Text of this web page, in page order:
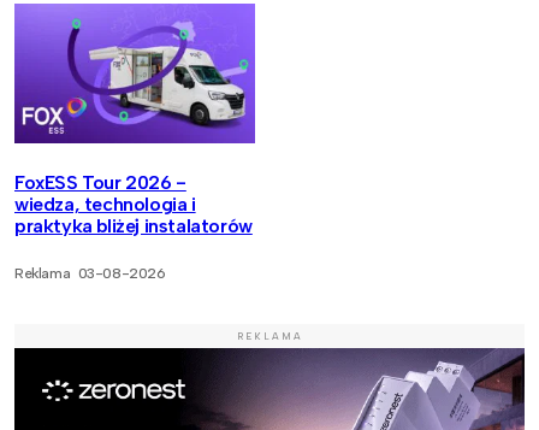
FoxESS Tour 2026 -
wiedza, technologia i
praktyka bliżej instalatorów
Reklama 03-08-2026
REKLAMA